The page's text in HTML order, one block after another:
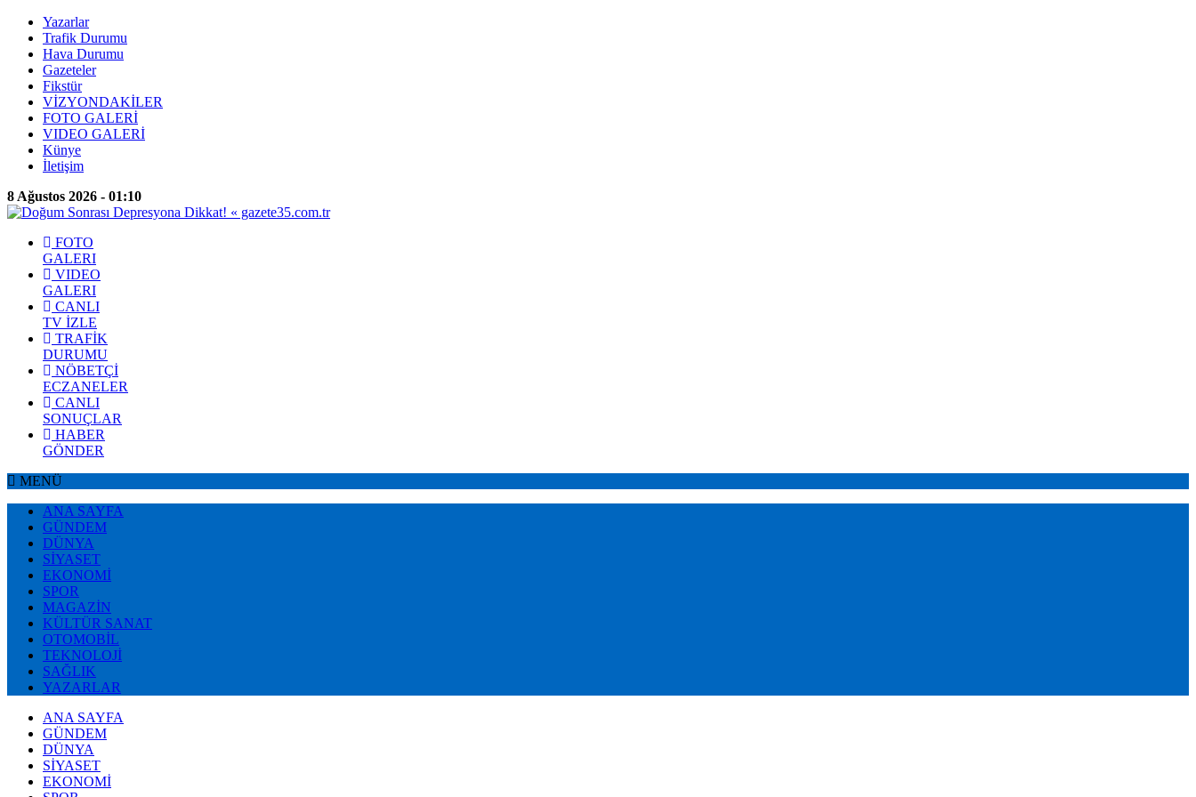
Yazarlar
Trafik Durumu
Hava Durumu
Gazeteler
Fikstür
VİZYONDAKİLER
FOTO GALERİ
VIDEO GALERİ
Künye
İletişim
8 Ağustos 2026 - 01:10
FOTO
GALERI
VIDEO
GALERI
CANLI
TV İZLE
TRAFİK
DURUMU
NÖBETÇİ
ECZANELER
CANLI
SONUÇLAR
HABER
GÖNDER
MENÜ
ANA SAYFA
GÜNDEM
DÜNYA
SİYASET
EKONOMİ
SPOR
MAGAZİN
KÜLTÜR SANAT
OTOMOBİL
TEKNOLOJİ
SAĞLIK
YAZARLAR
ANA SAYFA
GÜNDEM
DÜNYA
SİYASET
EKONOMİ